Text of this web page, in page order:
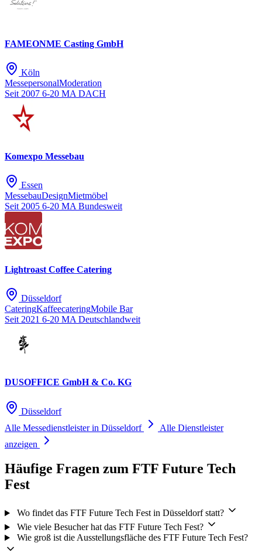
FAMEONME Casting GmbH
Köln
MessepersonalModeration
Seit 2007 6-20 MA DACH
Komexpo Messebau
Essen
MessebauDesignMietmöbel
Seit 2005 6-20 MA Bundesweit
Lightroast Coffee Catering
Düsseldorf
CateringKaffeecateringMobile Bar
Seit 2021 6-20 MA Deutschlandweit
DUSOFFICE GmbH & Co. KG
Düsseldorf
Alle Messedienstleister in Düsseldorf
Alle Dienstleister
anzeigen
Häufige Fragen zum FTF Future Tech
Fest
Wo findet das FTF Future Tech Fest in Düsseldorf statt?
Wie viele Besucher hat das FTF Future Tech Fest?
Wie groß ist die Ausstellungsfläche des FTF Future Tech Fest?